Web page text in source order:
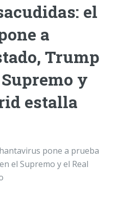
el
a
Trump
y
estalla
pone a prueba
el Supremo y el Real